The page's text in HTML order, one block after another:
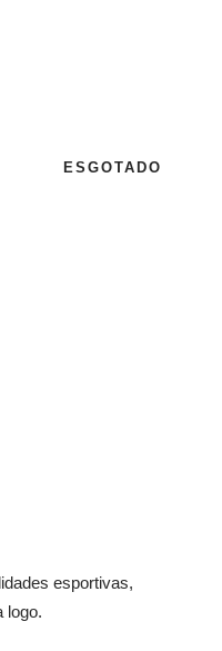
ESGOTADO
esportivas,
logo.